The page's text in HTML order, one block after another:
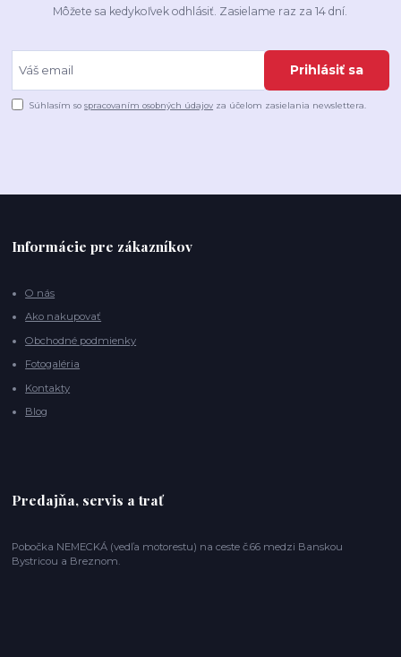
Môžete sa kedykoľvek odhlásiť. Zasielame raz za 14 dní.
Prihlásiť sa
Súhlasím sospracovaním osobných údajov za účelom zasielania newslettera.
Informácie pre zákazníkov
O nás
Ako nakupovať
Obchodné podmienky
Fotogaléria
Kontakty
Blog
Predajňa, servis a trať
Pobočka NEMECKÁ (vedľa motorestu) na ceste č.66 medzi Banskou
Bystricou a Breznom.